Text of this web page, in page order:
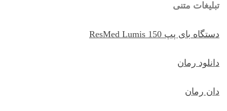
تبلیغات متنی
دستگاه بای پپ ResMed Lumis 150
دانلود رمان
دان رمان